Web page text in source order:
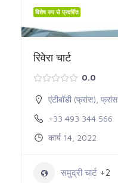
विशेष रुप से प्रदर्शित
रिवेरा चार्ट
0.0
एंटीबॉडी (फ्रांस) फ्रांस
+33 493 344 566
कार्य 14, 2022
समुद्री चार्ट +2